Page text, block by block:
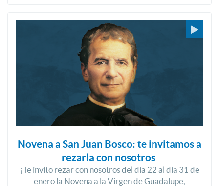
Novena a San Juan Bosco: te invitamos a
rezarla con nosotros
¡Te invito rezar con nosotros del día 22 al día 31 de
enero la Novena a la Virgen de Guadalupe,